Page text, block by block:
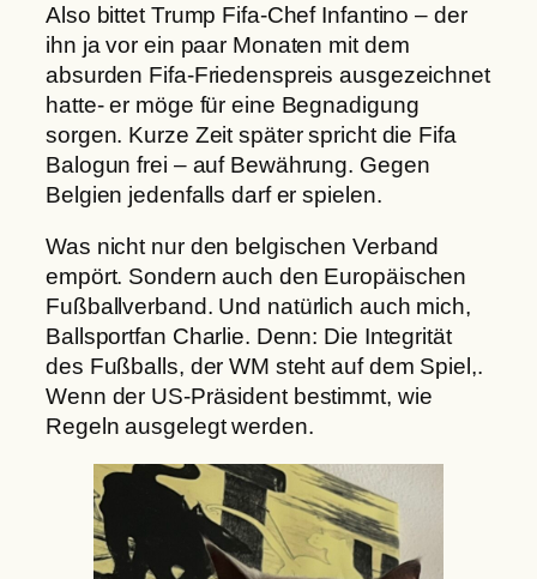
Also bittet Trump Fifa-Chef Infantino – der
ihn ja vor ein paar Monaten mit dem
absurden Fifa-Friedenspreis ausgezeichnet
hatte- er möge für eine Begnadigung
sorgen. Kurze Zeit später spricht die Fifa
Balogun frei – auf Bewährung. Gegen
Belgien jedenfalls darf er spielen.
Was nicht nur den belgischen Verband
empört. Sondern auch den Europäischen
Fußballverband. Und natürlich auch mich,
Ballsportfan Charlie. Denn: Die Integrität
des Fußballs, der WM steht auf dem Spiel,.
Wenn der US-Präsident bestimmt, wie
Regeln ausgelegt werden.